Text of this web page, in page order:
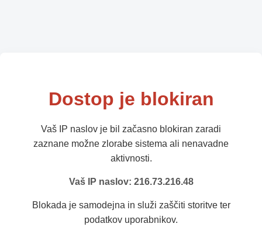
Dostop je blokiran
Vaš IP naslov je bil začasno blokiran zaradi
zaznane možne zlorabe sistema ali nenavadne
aktivnosti.
Vaš IP naslov: 216.73.216.48
Blokada je samodejna in služi zaščiti storitve ter
podatkov uporabnikov.